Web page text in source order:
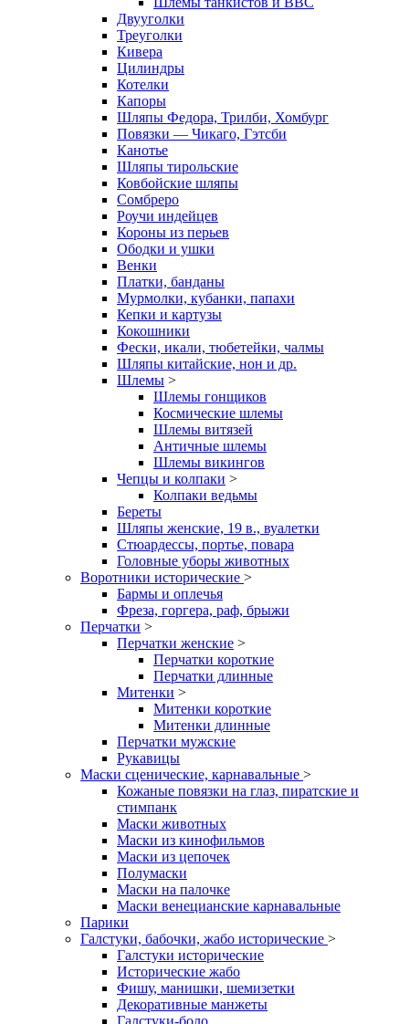
Двууголки
Треуголки
Кивера
Цилиндры
Котелки
Капоры
Шляпы Федора, Трилби, Хомбург
Повязки — Чикаго, Гэтсби
Канотье
Шляпы тирольские
Ковбойские шляпы
Сомбреро
Роучи индейцев
Короны из перьев
Ободки и ушки
Венки
Платки, банданы
Мурмолки, кубанки, папахи
Кепки и картузы
Кокошники
Фески, икали, тюбетейки, чалмы
Шляпы китайские, нон и др.
Шлемы >
Шлемы гонщиков
Космические шлемы
Шлемы витязей
Античные шлемы
Шлемы викингов
Чепцы и колпаки >
Колпаки ведьмы
Береты
Шляпы женские, 19 в., вуалетки
Стюардессы, портье, повара
Головные уборы животных
Воротники исторические >
Бармы и оплечья
Фреза, горгера, раф, брыжи
Перчатки >
Перчатки женские >
Перчатки короткие
Перчатки длинные
Митенки >
Митенки короткие
Митенки длинные
Перчатки мужские
Рукавицы
Маски сценические, карнавальные >
Кожаные повязки на глаз, пиратские и
стимпанк
Маски животных
Маски из кинофильмов
Маски из цепочек
Полумаски
Маски на палочке
Маски венецианские карнавальные
Парики
Галстуки, бабочки, жабо исторические >
Галстуки исторические
Исторические жабо
Фишу, манишки, шемизетки
Декоративные манжеты
Галстуки-боло